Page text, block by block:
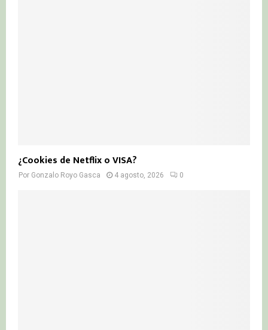
¿Cookies de Netflix o VISA?
Por Gonzalo Royo Gasca 4 agosto, 2026 0